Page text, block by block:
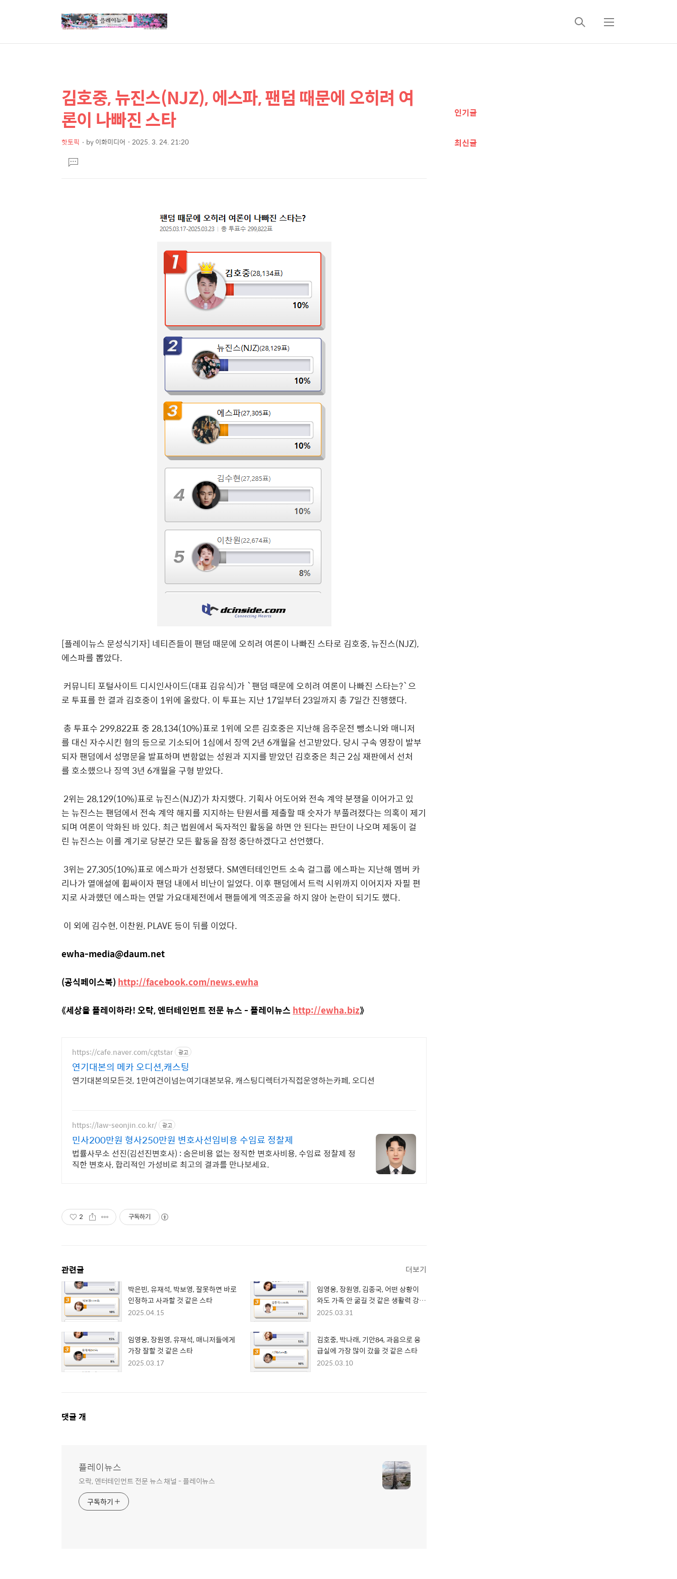
검
메
상
세
컨
텐
본
문
제
목
김호중, 뉴진스(NJZ), 에스파, 팬덤 때문에 오히려 여
론이 나빠진 스타
핫토픽 by이화미디어 2025. 3. 24. 21:20
문댓
글
[플레이뉴스 문성식기자] 네티즌들이 팬덤 때문에 오히려 여론이 나빠진 스타로 김호중, 뉴진스(NJZ),
에스파를 뽑았다.
커뮤니티 포털사이트 디시인사이드(대표 김유식)가 `팬덤 때문에 오히려 여론이 나빠진 스타는?`으
로 투표를 한 결과 김호중이 1위에 올랐다. 이 투표는 지난 17일부터 23일까지 총 7일간 진행했다.
총 투표수 299,822표 중 28,134(10%)표로 1위에 오른 김호중은 지난해 음주운전 뺑소니와 매니저
를 대신 자수시킨 혐의 등으로 기소되어 1심에서 징역 2년 6개월을 선고받았다. 당시 구속 영장이 발부
되자 팬덤에서 성명문을 발표하며 변함없는 성원과 지지를 받았던 김호중은 최근 2심 재판에서 선처
를 호소했으나 징역 3년 6개월을 구형 받았다.
2위는 28,129(10%)표로 뉴진스(NJZ)가 차지했다. 기획사 어도어와 전속 계약 분쟁을 이어가고 있
는 뉴진스는 팬덤에서 전속 계약 해지를 지지하는 탄원서를 제출할 때 숫자가 부풀려졌다는 의혹이 제기
되며 여론이 악화된 바 있다. 최근 법원에서 독자적인 활동을 하면 안 된다는 판단이 나오며 제동이 걸
린 뉴진스는 이를 계기로 당분간 모든 활동을 잠정 중단하겠다고 선언했다.
3위는 27,305(10%)표로 에스파가 선정됐다. SM엔터테인먼트 소속 걸그룹 에스파는 지난해 멤버 카
리나가 열애설에 휩싸이자 팬덤 내에서 비난이 일었다. 이후 팬덤에서 트럭 시위까지 이어지자 자필 편
지로 사과했던 에스파는 연말 가요대제전에서 팬들에게 역조공을 하지 않아 논란이 되기도 했다.
이 외에 김수현, 이찬원, PLAVE 등이 뒤를 이었다.
ewha-media@daum.net
(공식페이스북) http://facebook.com/news.ewha
《세상을 플레이하라! 오락, 엔터테인먼트 전문 뉴스 - 플레이뉴스 http://ewha.biz》
https://cafe.naver.com/cgtstar 광고
연기대본의 메카 오디션,캐스팅
연기대본의모든것, 1만여건이넘는여기대본보유, 캐스팅디렉터가직접운영하는카페, 오디션
https://law-seonjin.co.kr/ 광고
민사200만원 형사250만원 변호사선임비용 수임료 정찰제
법률사무소 선진(김선진변호사) : 숨은비용 없는 정직한 변호사비용, 수임료 정찰제 정
직한 변호사, 합리적인 가성비로 최고의 결과를 만나보세요.
2 구독하기
관련글 더보기
박은빈, 유재석, 박보영, 잘못하면 바로
인정하고 사과할 것 같은 스타
2025.04.15
임영웅, 장원영, 김종국, 어떤 상황이
와도 가족 안 굶길 것 같은 생활력 강해
보이는 스타
2025.03.31
임영웅, 장원영, 유재석, 매니저들에게
가장 잘할 것 같은 스타
2025.03.17
김호중, 박나래, 기안84, 과음으로 응
급실에 가장 많이 갔을 것 같은 스타
2025.03.10
댓
댓글 개
플레이뉴스
오락, 엔터테인먼트 전문 뉴스 채널 - 플레이뉴스
구독하기
가
보
인기글
최신글